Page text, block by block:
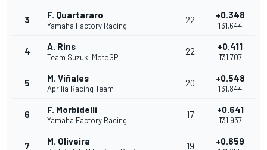
3 F. Quartararo
Yamaha Factory Racing
22 +0.348
1'31.644
4 A. Rins
Team Suzuki MotoGP
22 +0.411
1'31.707
5 M. Viñales
Aprilia Racing Team
20 +0.548
1'31.844
6 F. Morbidelli
Yamaha Factory Racing
17 +0.641
1'31.937
7 M. Oliveira 19 +0.659